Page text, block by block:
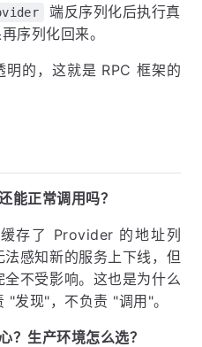
端反序列化后执行真
序列化回来。
的，这就是 RPC 框架的
能正常调用吗？
存了 Provider 的地址列
感知新的服务上下线，但
不受影响。这也是为什么
发现"，不负责 "调用"。
？生产环境怎么选？